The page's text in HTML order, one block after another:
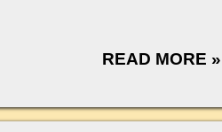
리 권한을 악용해 수억 원
장하고 있습니다. 실제로
READ MORE »